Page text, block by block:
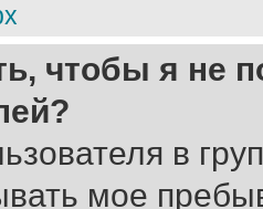
чтобы я не
в
мое